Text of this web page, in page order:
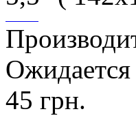
Ожидается
45 грн.